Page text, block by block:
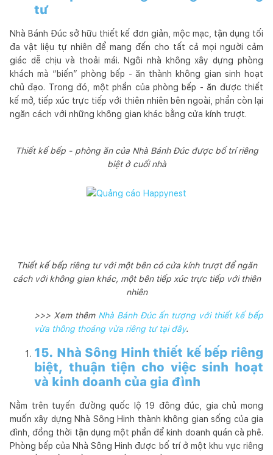
tư
Nhà Bánh Đúc sở hữu thiết kế đơn giản, mộc mạc, tận dụng tối
đa vật liệu tự nhiên để mang đến cho tất cả mọi người cảm
giác dễ chịu và thoải mái. Ngôi nhà không xây dựng phòng
khách mà “biến” phòng bếp - ăn thành không gian sinh hoạt
chủ đạo. Trong đó, một phần của phòng bếp - ăn được thiết
kế mở, tiếp xúc trực tiếp với thiên nhiên bên ngoài, phần còn lại
ngăn cách với những không gian khác bằng cửa kính trượt.
Thiết kế bếp - phòng ăn của Nhà Bánh Đúc được bố trí riêng
biệt ở cuối nhà
Thiết kế bếp riêng tư với một bên có cửa kính trượt để ngăn
cách với không gian khác, một bên tiếp xúc trực tiếp với thiên
nhiên
>>> Xem thêm Nhà Bánh Đúc ấn tượng với thiết kế bếp
vừa thông thoáng vừa riêng tư tại đây.
15. Nhà Sông Hinh thiết kế bếp riêng
biệt, thuận tiện cho việc sinh hoạt
và kinh doanh của gia đình
Nằm trên tuyến đường quốc lộ 19 đông đúc, gia chủ mong
muốn xây dựng Nhà Sông Hinh thành không gian sống của gia
đình, đồng thời tận dụng một phần để kinh doanh quán cà phê.
Phòng bếp của Nhà Sông Hinh được bố trí ở một khu vực riêng